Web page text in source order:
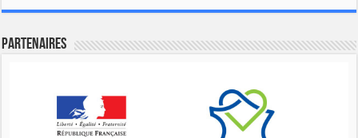
Partenaires